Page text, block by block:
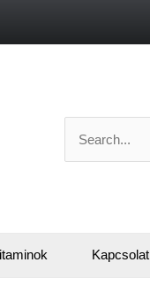
for:
Kapcsolat